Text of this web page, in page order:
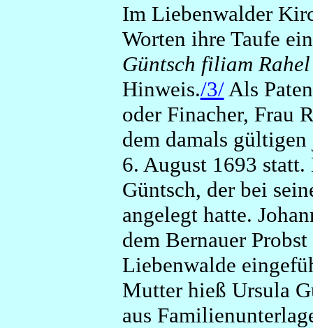
Im Liebenwalder
Worten ihre Taufe
Güntsch filiam
Hinweis./3/Als
oder Finacher, Frau
dem damals
6. August 1693
Güntsch, der bei
angelegt hatte.
dem Bernauer
Liebenwalde
Mutter hieß Ursula
aus